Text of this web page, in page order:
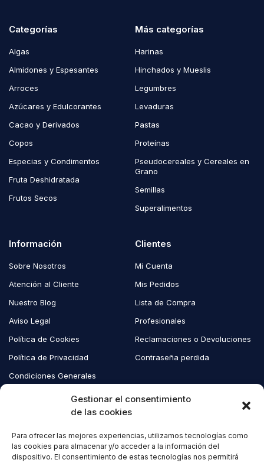
Gestionar el consentimiento
de las cookies
Para ofrecer las mejores experiencias, utilizamos tecnologías como
las cookies para almacenar y/o acceder a la información del
dispositivo. El consentimiento de estas tecnologías nos permitirá
Categorías
Algas
Almidones y Espesantes
Arroces
Azúcares y Edulcorantes
Cacao y Derivados
Copos
Especias y Condimentos
Fruta Deshidratada
Frutos Secos
Más categorías
Harinas
Hinchados y Mueslis
Legumbres
Levaduras
Pastas
Proteínas
Pseudocereales y Cereales en
Grano
Semillas
Superalimentos
Información
Sobre Nosotros
Atención al Cliente
Nuestro Blog
Aviso Legal
Política de Cookies
Política de Privacidad
Condiciones Generales
Clientes
Mi Cuenta
Mis Pedidos
Lista de Compra
Profesionales
Reclamaciones o Devoluciones
Contraseña perdida
Copyright © 2023 EcoAndes. Todos los derechos reservados.